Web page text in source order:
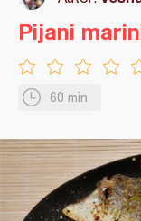
60 min
Pijani